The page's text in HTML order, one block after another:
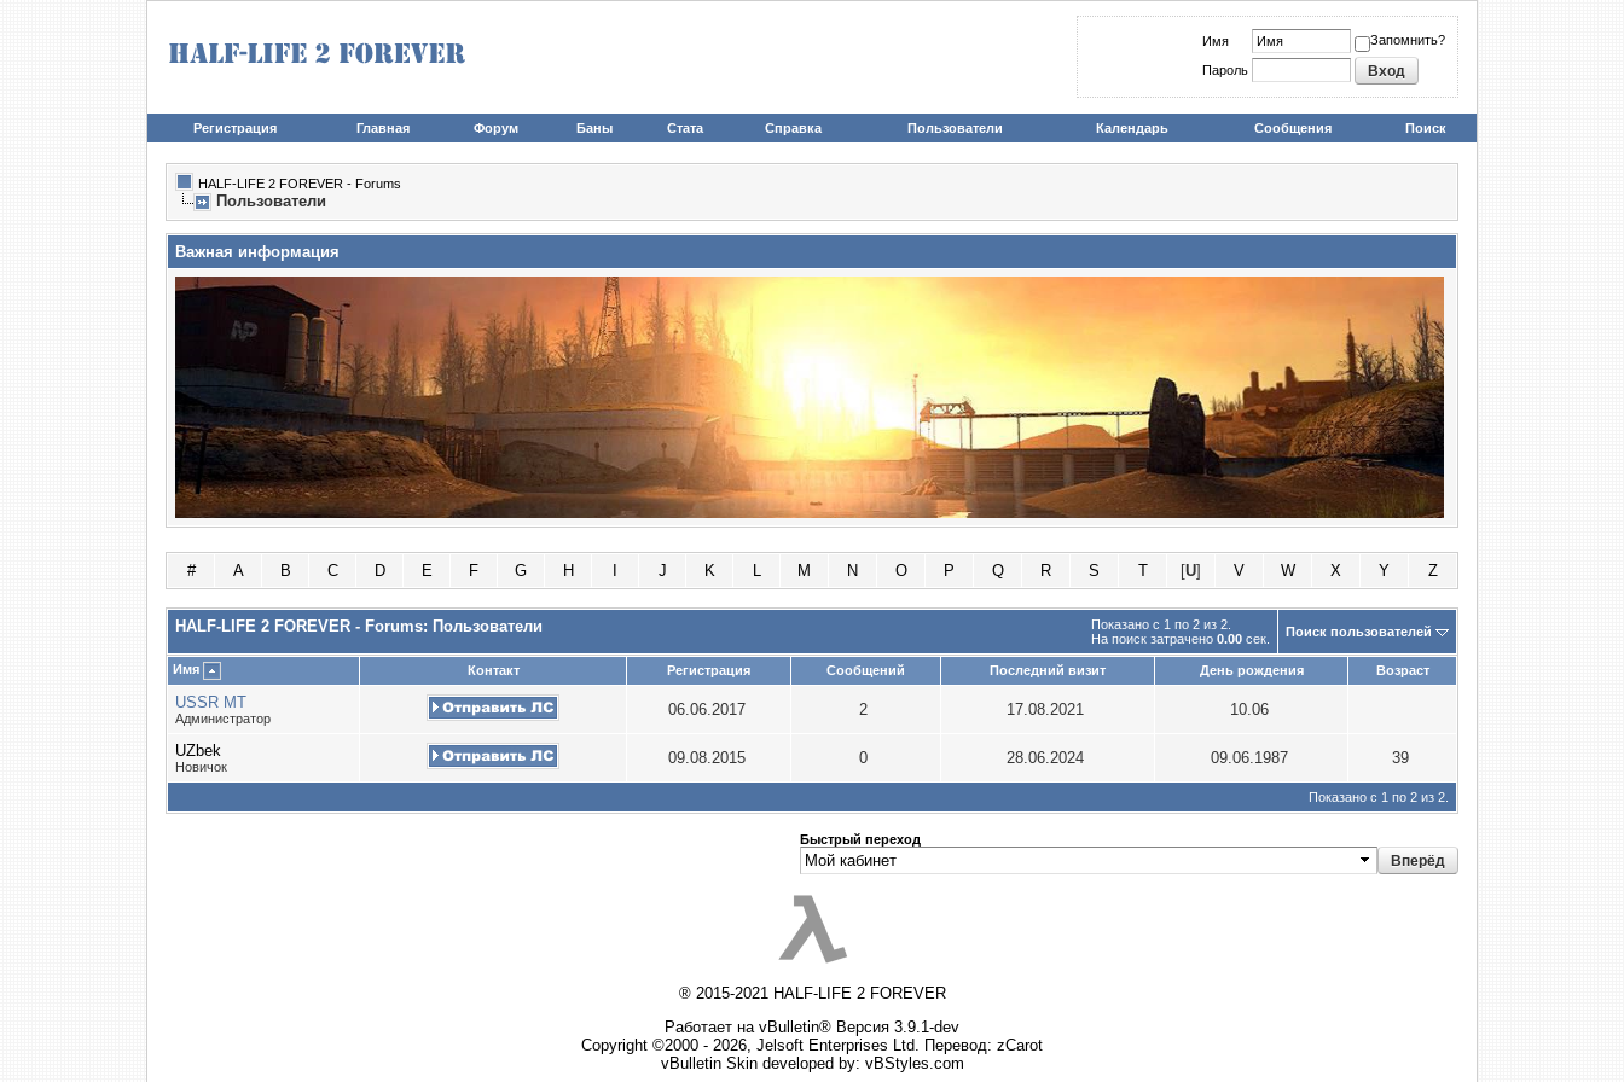
Имя Запомнить?
Пароль
Регистрация Главная Форум Баны Стата Справка Пользователи Календарь Сообщения Поиск
HALF-LIFE 2 FOREVER - Forums
Пользователи
Важная информация
# A B C D E F G H J K L M N O P Q R S T [U] V W X Y Z
Показано с 1 по 2 из 2.
На поиск затрачено 0.00 сек.
HALF-LIFE 2 FOREVER - Forums: Пользователи Поиск пользователей
Имя Контакт Регистрация Сообщений Последний визит День рождения Возраст
USSR MT
Администратор 06.06.2017 2 17.08.2021 10.06
UZbek
Новичок 09.08.2015 0 28.06.2024 09.06.1987 39
Показано с 1 по 2 из 2.
Быстрый переход
® 2015-2021 HALF-LIFE 2 FOREVER
Работает на vBulletin® Версия 3.9.1-dev
Copyright ©2000 - 2026, Jelsoft Enterprises Ltd. Перевод: zCarot
vBulletin Skin developed by: vBStyles.com